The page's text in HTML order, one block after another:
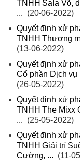
TNHH Sala Võ,
... (20-06-2022)
Quyết định xử
TNHH Thương
(13-06-2022)
Quyết định xử
Cổ phần Dịch vụ
(26-05-2022)
Quyết định xử
TNHH The Mixx
... (25-05-2022)
Quyết định xử
TNHH Giải trí
Cường, ... (11-